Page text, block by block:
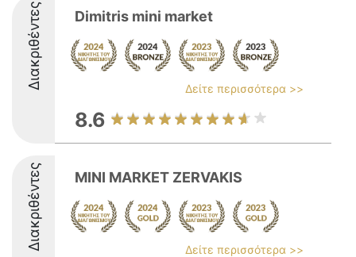
Διακριθέντες Dimitris mini market
Δείτε περισσότερα >>
8.6
Διακριθέντες MINI MARKET ZERVAKIS
Δείτε περισσότερα >>